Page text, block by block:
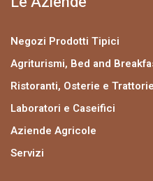
Negozi Prodotti Tipici
Agriturismi, Bed and
Ristoranti, Osterie e Trattorie
Laboratori e Caseifici
Aziende Agricole
Servizi